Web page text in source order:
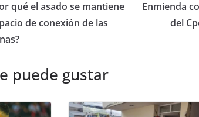
qué el asado se mantiene
de conexión de las
Enmienda
del
puede gustar